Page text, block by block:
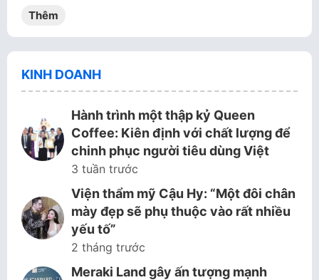
Thêm
KINH DOANH
Hành trình một thập kỷ Queen
Coffee: Kiên định với chất lượng để
chinh phục người tiêu dùng Việt
3 tuần trước
Viện thẩm mỹ Cậu Hy: “Một đôi chân
mày đẹp sẽ phụ thuộc vào rất nhiều
yếu tố”
2 tháng trước
Meraki Land gây ấn tượng mạnh